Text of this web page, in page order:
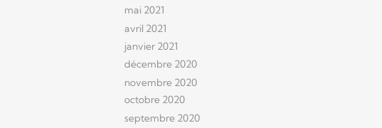
mai 2021
avril 2021
janvier 2021
décembre 2020
novembre 2020
octobre 2020
septembre 2020